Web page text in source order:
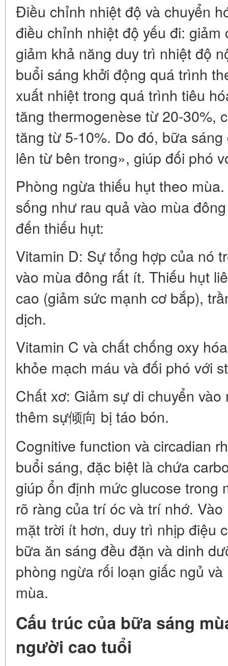
Điều chỉnh nhiệt độ và chuyển
điều chỉnh nhiệt độ yếu đi:
giảm khả năng duy trì nhiệt độ
buổi sáng khởi động quá trình
xuất nhiệt trong quá trình tiêu
tăng thermogenèse từ 20-30%,
tăng từ 5-10%. Do đó, bữa
lên từ bên trong», giúp đối phó
Phòng ngừa thiếu hụt theo
sống như rau quả vào mùa
đến thiếu hụt:
Vitamin D: Sự tổng hợp của nó
vào mùa đông rất ít. Thiếu hụt
cao (giảm sức mạnh cơ bắp),
dịch.
Vitamin C và chất chống oxy
khỏe mạch máu và đối phó với
Chất xơ: Giảm sự di chuyển
thêm sự倾向 bị táo bón.
Cognitive function và circadian
buổi sáng, đặc biệt là chứa
giúp ổn định mức glucose trong
rõ ràng của trí óc và trí nhớ.
mặt trời ít hơn, duy trì nhịp điệu
bữa ăn sáng đều đặn và dinh
phòng ngừa rối loạn giấc ngủ
mùa.
Cấu trúc của bữa sáng
người cao tuổi